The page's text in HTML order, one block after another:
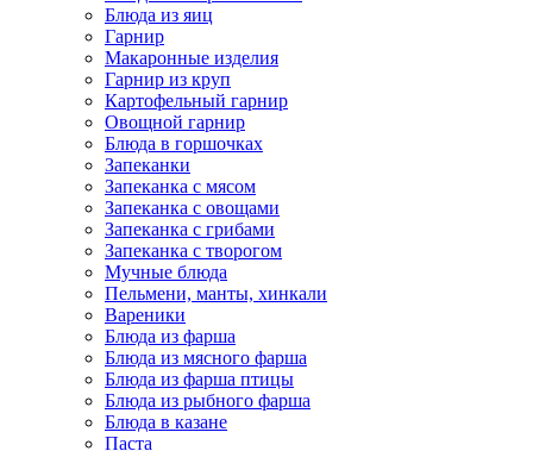
Блюда из яиц
Гарнир
Макаронные изделия
Гарнир из круп
Картофельный гарнир
Овощной гарнир
Блюда в горшочках
Запеканки
Запеканка с мясом
Запеканка с овощами
Запеканка с грибами
Запеканка с творогом
Мучные блюда
Пельмени, манты, хинкали
Вареники
Блюда из фарша
Блюда из мясного фарша
Блюда из фарша птицы
Блюда из рыбного фарша
Блюда в казане
Паста